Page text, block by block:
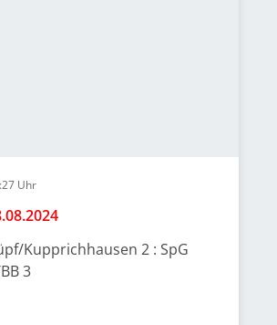
Uhr
Kupprichhausen 2 : SpG
3